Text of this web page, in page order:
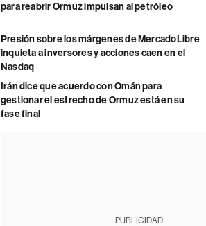
para reabrir Ormuz impulsan al petróleo
Presión sobre los márgenes de MercadoLibre
inquieta a inversores y acciones caen en el
Nasdaq
Irán dice que acuerdo con Omán para
gestionar el estrecho de Ormuz está en su
fase final
PUBLICIDAD